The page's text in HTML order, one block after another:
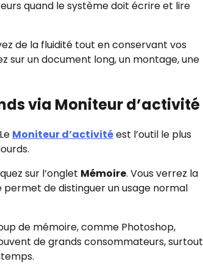
quand le système doit écrire et lire
de la fluidité tout en conservant vos
sur un document long, un montage, une
via Moniteur d’activité
Moniteur d’activitéest l’outil le plus
sur l’onglet Mémoire. Vous verrez la
de distinguer un usage normal
de mémoire, comme Photoshop,
de grands consommateurs, surtout